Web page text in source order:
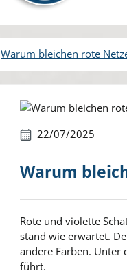
Warum bleichen rote
Bildergalerie
22/07/2025
Warum
Rote und violette
stand wie erwartet.
andere Farben. Unter
führt.